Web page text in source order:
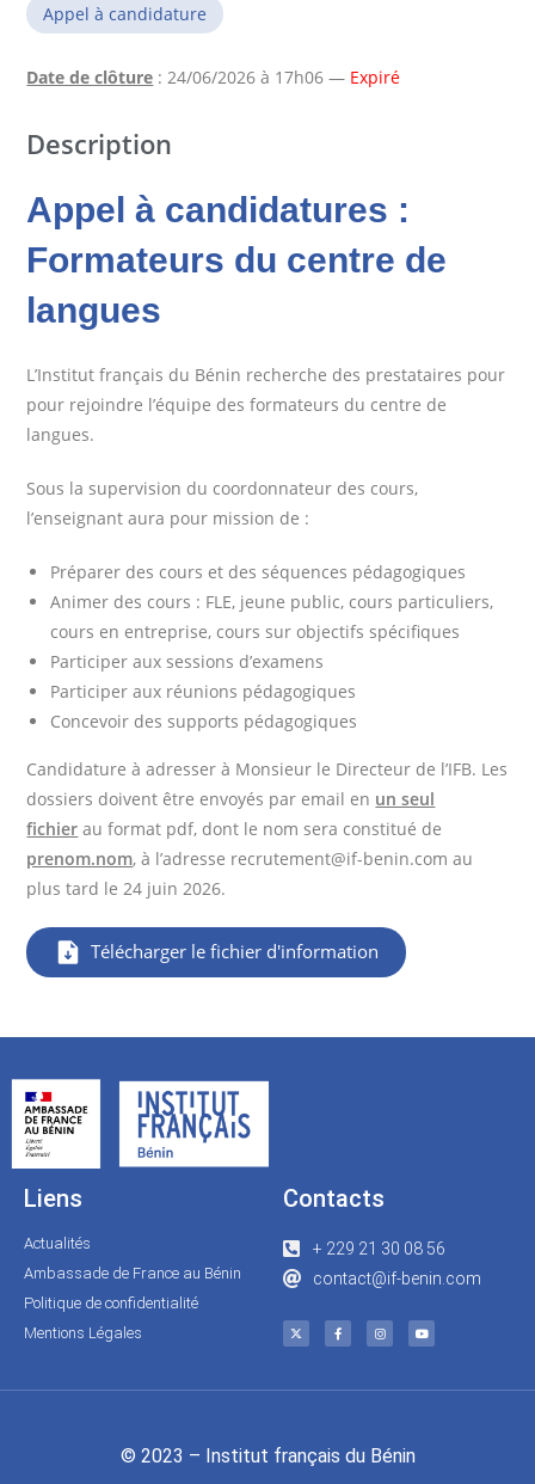
Appel à candidature
Date de clôture : 24/06/2026 à 17h06 — Expiré
Description
Appel à candidatures :
Formateurs du centre de
langues
L’Institut français du Bénin recherche des prestataires pour
pour rejoindre l’équipe des formateurs du centre de
langues.
Sous la supervision du coordonnateur des cours,
l’enseignant aura pour mission de :
Préparer des cours et des séquences pédagogiques
Animer des cours : FLE, jeune public, cours particuliers,
cours en entreprise, cours sur objectifs spécifiques
Participer aux sessions d’examens
Participer aux réunions pédagogiques
Concevoir des supports pédagogiques
Candidature à adresser à Monsieur le Directeur de l’IFB. Les
dossiers doivent être envoyés par email en un seul
fichier au format pdf, dont le nom sera constitué de
prenom.nom, à l’adresse recrutement@if-benin.com au
plus tard le 24 juin 2026.
Télécharger le fichier d'information
Liens
Actualités
Ambassade de France au Bénin
Politique de confidentialité
Mentions Légales
Contacts
+ 229 21 30 08 56
contact@if-benin.com
© 2023 – Institut français du Bénin